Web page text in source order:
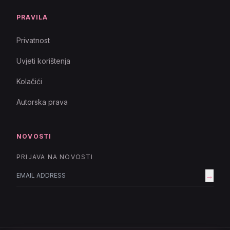
PRAVILA
Privatnost
Uvjeti korištenja
Kolačići
Autorska prava
NOVOSTI
PRIJAVA NA NOVOSTI
→